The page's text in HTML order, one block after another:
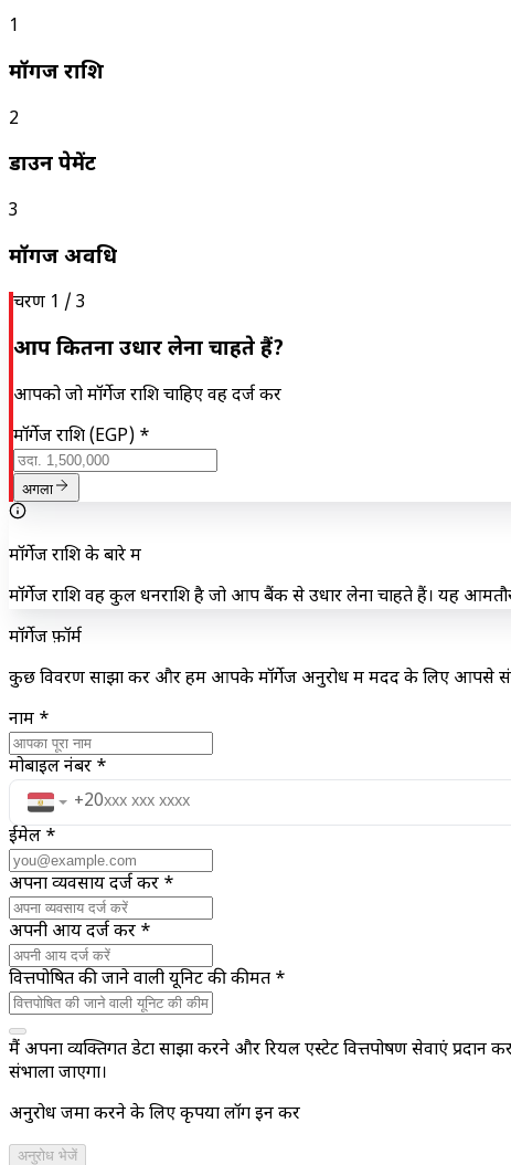
1
मॉर्गेज राशि
2
डाउन पेमेंट
3
मॉर्गेज अवधि
चरण 1 / 3
आप कितना उधार लेना चाहते हैं?
आपको जो मॉर्गेज राशि चाहिए वह दर्ज करें
मॉर्गेज राशि (EGP) *
अगला
मॉर्गेज राशि के बारे में
मॉर्गेज राशि वह कुल धनराशि है जो आप बैंक से उधार लेना चाहते हैं। यह
मॉर्गेज फ़ॉर्म
कुछ विवरण साझा करें और हम आपके मॉर्गेज अनुरोध में मदद के लिए आपसे
नाम *
मोबाइल नंबर *
+20
ईमेल *
अपना व्यवसाय दर्ज करें *
अपनी आय दर्ज करें *
वित्तपोषित की जाने वाली यूनिट की कीमत *
मैं अपना व्यक्तिगत डेटा साझा करने और रियल एस्टेट वित्तपोषण सेवाएं
संभाला जाएगा।
अनुरोध जमा करने के लिए कृपया लॉग इन करें
अनुरोध भेजें